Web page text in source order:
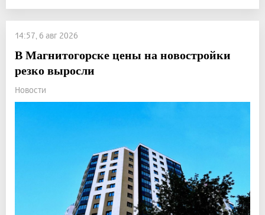
14:57, 6 авг 2026
В Магнитогорске цены на новостройки
резко выросли
Новости